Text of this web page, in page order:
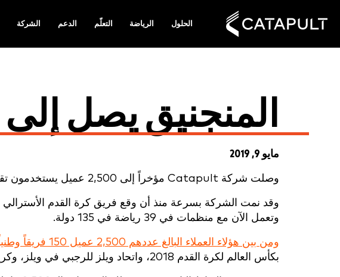
الحلول الرياضة التعلّم الدعم الشركة
المنجنيق يصل إلى 2,500 عميل
مايو 9, 2019
وصلت شركة Catapult مؤخراً إلى 2,500 عميل يستخدمون تقنية الأداء الرياضي الخاصة بها في جميع أنحاء العالم.
وتعمل الآن مع منظمات في 39 رياضة في 135 دولة.
ومن بين هؤلاء العملاء البالغ عددهم 2,500 عميل 150 فريقاً وطنياً
بكأس العالم لكرة القدم 2018، واتحاد ويلز للرجبي في ويلز، وكريكيت أستراليا.